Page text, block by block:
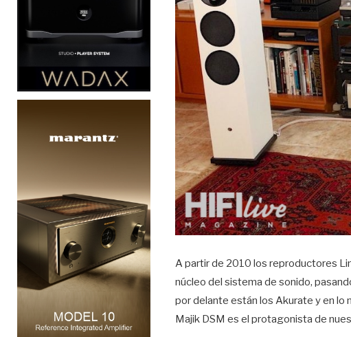
A partir de 2010 los reproductores
núcleo del sistema de sonido,
por delante están los Akurate y en lo
Majik DSM es el protagonista de